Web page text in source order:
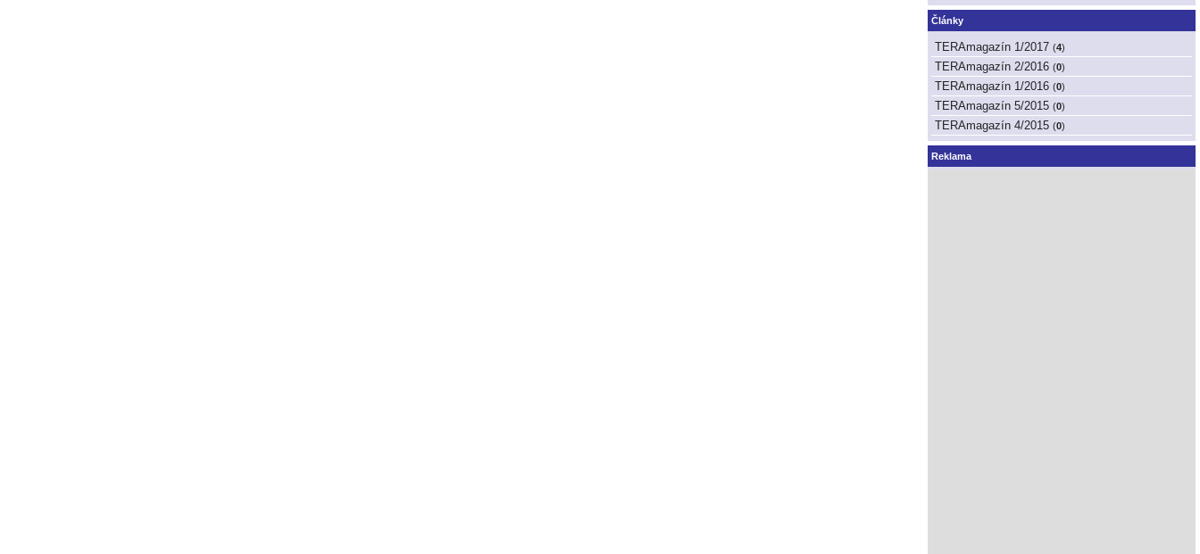
Články
TERAmagazín 1/2017 (4)
TERAmagazín 2/2016 (0)
TERAmagazín 1/2016 (0)
TERAmagazín 5/2015 (0)
TERAmagazín 4/2015 (0)
Reklama